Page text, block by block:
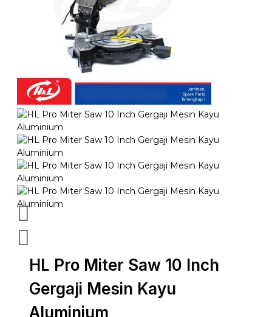
HL Pro Miter Saw 10 Inch
Gergaji Mesin Kayu
Aluminium